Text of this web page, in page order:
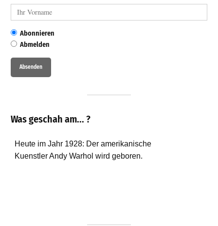
Abonnieren
Abmelden
Was geschah am... ?